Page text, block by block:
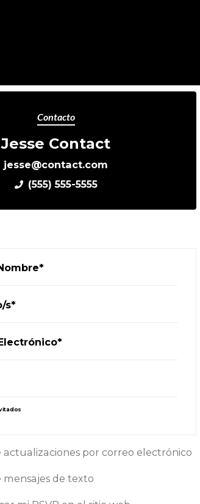
Contacto
Jesse Contact
jesse@contact.com
(555) 555-5555
s*
actualizaciones por correo electrónico
mensajes de texto